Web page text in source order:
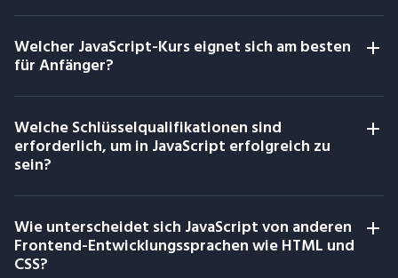
Welcher JavaScript-Kurs eignet sich am besten
für Anfänger?
Welche Schlüsselqualifikationen sind
erforderlich, um in JavaScript erfolgreich zu
sein?
Wie unterscheidet sich JavaScript von anderen
Frontend-Entwicklungssprachen wie HTML und
CSS?